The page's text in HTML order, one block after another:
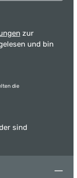
zur
und bin
die
sind